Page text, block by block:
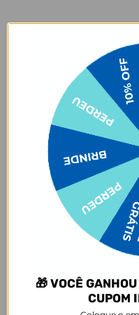
comporta até 470ml e
minutos e fria por até 4
churrasco no fim de semana,
for a ocasião, seu Copo
Agora vem a melhor parte:
agradam desde os
futebol. E claro, isso tudo
mais amados que fazem
Quer uma dica? Para manter
recomendamos colocar gelo
Dimensões e Composição
- Capacidade: 470ml
- Composição: Aço
- Frasco livre de BPA
- Mantém o conteúdo **frio
🎁 VOCÊ
CUPOM